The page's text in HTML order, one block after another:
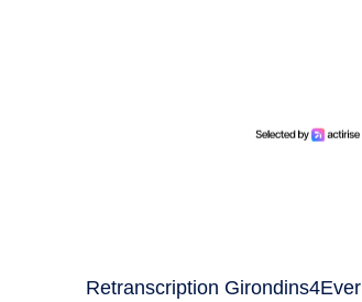
Retranscription Girondins4Ever